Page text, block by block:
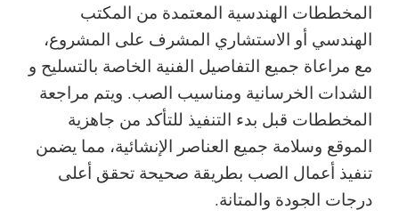
المخططات الهندسية المعتمدة من المكتب
الهندسي أو الاستشاري المشرف على المشروع،
مع مراعاة جميع التفاصيل الفنية الخاصة بالتسليح و
الشدات الخرسانية ومناسيب الصب. ويتم مراجعة
المخططات قبل بدء التنفيذ للتأكد من جاهزية
الموقع وسلامة جميع العناصر الإنشائية، مما يضمن
تنفيذ أعمال الصب بطريقة صحيحة تحقق أعلى
درجات الجودة والمتانة.